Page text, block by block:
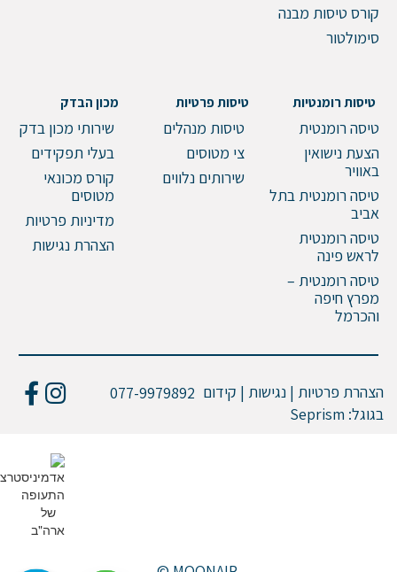
קורס טיסות מבנה
סימולטור
טיסות רומנטיות
טיסה רומנטית
הצעת נישואין
באוויר
טיסה רומנטית בתל
אביב
טיסה רומנטית
לראש פינה
טיסה רומנטית –
מפרץ חיפה
והכרמל
טיסות פרטיות
טיסות מנהלים
צי מטוסים
שירותים נלווים
מכון הבדק
שירותי מכון בדק
בעלי תפקידים
קורס מכונאי
מטוסים
מדיניות פרטיות
הצהרת נגישות
הצהרת פרטיות | נגישות | קידום
בגוגל: Seprism
077-9979892